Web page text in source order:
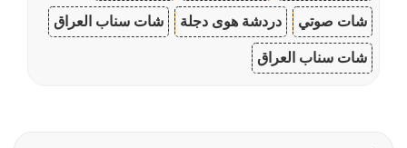
شات صوتي دردشة هوى دجلة شات سناب العراق
شات سناب العراق